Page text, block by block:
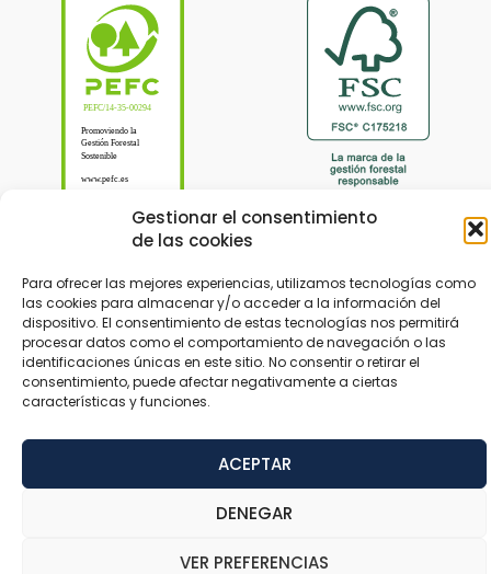
Gestionar el consentimiento
de las cookies
Para ofrecer las mejores experiencias, utilizamos tecnologías como
las cookies para almacenar y/o acceder a la información del
dispositivo. El consentimiento de estas tecnologías nos permitirá
procesar datos como el comportamiento de navegación o las
identificaciones únicas en este sitio. No consentir o retirar el
consentimiento, puede afectar negativamente a ciertas
características y funciones.
ACEPTAR
DENEGAR
VER PREFERENCIAS
© 2024 Tableros Hispanos concebido porTrustynet
Aviso legal Política de privacidade Acessibilidade